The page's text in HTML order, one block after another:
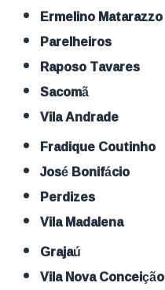
Ermelino Matarazzo
Parelheiros
Raposo Tavares
Sacomã
Vila Andrade
Fradique Coutinho
José Bonifácio
Perdizes
Vila Madalena
Grajaú
Vila Nova Conceição